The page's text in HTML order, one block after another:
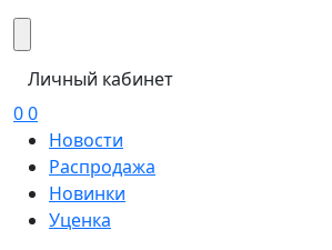
Личный кабинет
00
Новости
Распродажа
Новинки
Уценка